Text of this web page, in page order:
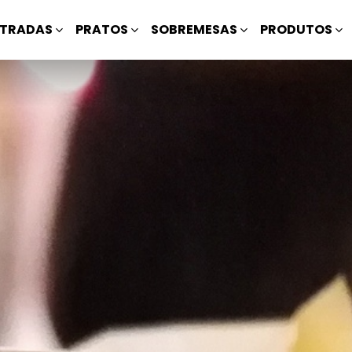
PRATOS SOBREMESAS PRODUTOS